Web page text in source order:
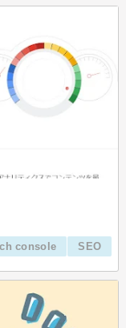
console SEO